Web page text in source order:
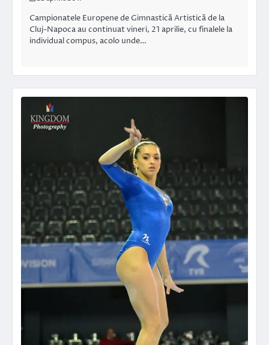
Campionatele Europene de Gimnastică Artistică de la
Cluj-Napoca au continuat vineri, 21 aprilie, cu finalele la
individual compus, acolo unde…